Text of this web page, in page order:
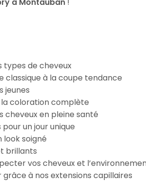
à Montauban !
types de cheveux
classique à la coupe tendance
jeunes
coloration complète
cheveux en pleine santé
un jour unique
soigné
brillants
vos cheveux et
grâce à nos extensions capillaires